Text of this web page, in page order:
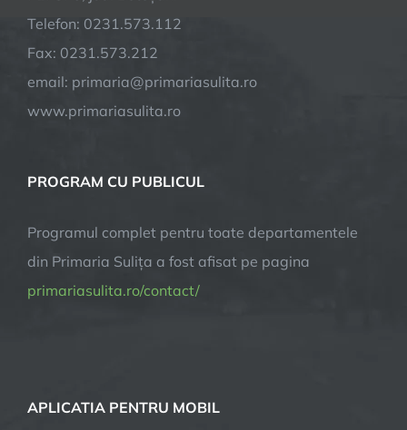
Telefon: 0231.573.112
Fax: 0231.573.212
email: primaria@primariasulita.ro
www.primariasulita.ro
PROGRAM CU PUBLICUL
Programul complet pentru toate departamentele
din Primaria Sulița a fost afisat pe pagina
primariasulita.ro/contact/
APLICATIA PENTRU MOBIL